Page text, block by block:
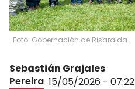
Foto: Gobernación de Risaralda
Sebastián Grajales
Pereira 15/05/2026 - 07:22